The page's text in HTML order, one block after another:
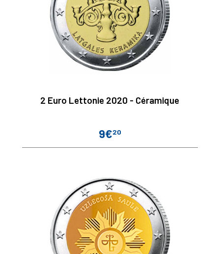
2 Euro Lettonie 2020 - Céramique
Prix
9€20